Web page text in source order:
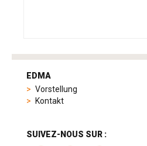
tag
product
EDMA
Vorstellung
Kontakt
SUIVEZ-NOUS SUR :